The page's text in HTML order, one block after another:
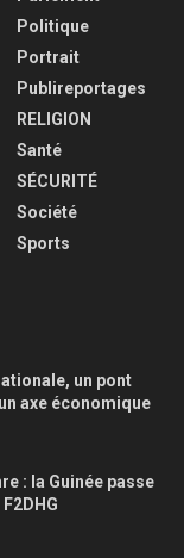
Politique
Portrait
Publireportages
RELIGION
Santé
SÉCURITÉ
Société
Sports
un pont
axe économique
: la Guinée passe